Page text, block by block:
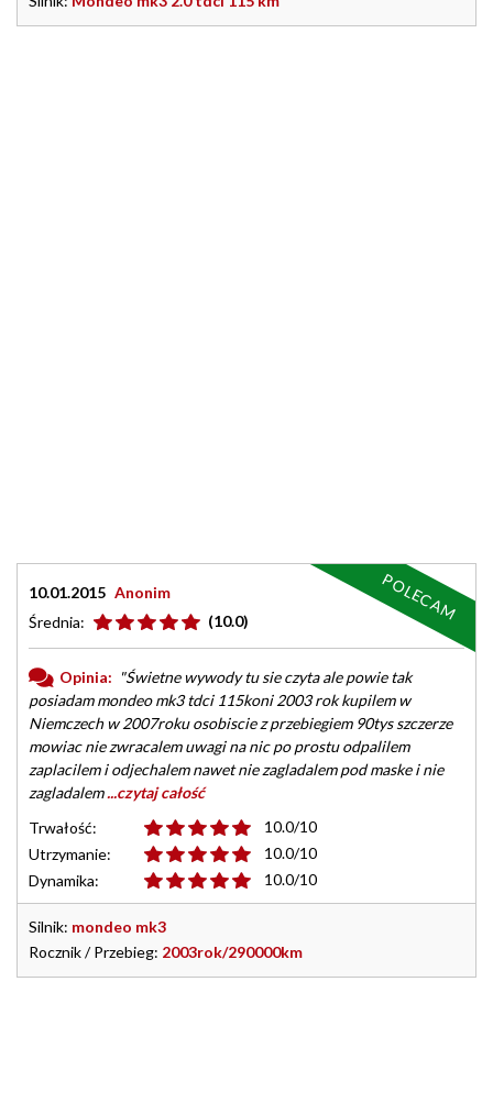
10.01.2015 Anonim
Średnia:
(10.0)
Opinia: "Świetne wywody tu sie czyta ale powie tak
posiadam mondeo mk3 tdci 115koni 2003 rok kupilem w
Niemczech w 2007roku osobiscie z przebiegiem 90tys szczerze
mowiac nie zwracalem uwagi na nic po prostu odpalilem
zaplacilem i odjechalem nawet nie zagladalem pod maske i nie
zagladalem...czytaj całość
Trwałość:
10.0/10
Utrzymanie:
10.0/10
Dynamika:
10.0/10
Silnik: mondeo mk3
Rocznik / Przebieg: 2003rok/290000km
POLECAM